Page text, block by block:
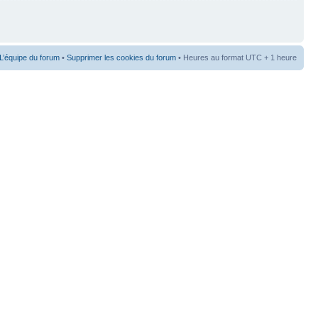
L’équipe du forum • Supprimer les cookies du forum • Heures au format UTC + 1 heure